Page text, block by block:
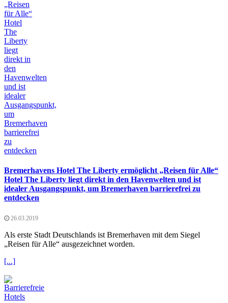
Bremerhavens Hotel The Liberty ermöglicht „Reisen für Alle“
Hotel The Liberty liegt direkt in den Havenwelten und ist
idealer Ausgangspunkt, um Bremerhaven barrierefrei zu
entdecken
26.03.2019
Als erste Stadt Deutschlands ist Bremerhaven mit dem Siegel
„Reisen für Alle“ ausgezeichnet worden.
[...]